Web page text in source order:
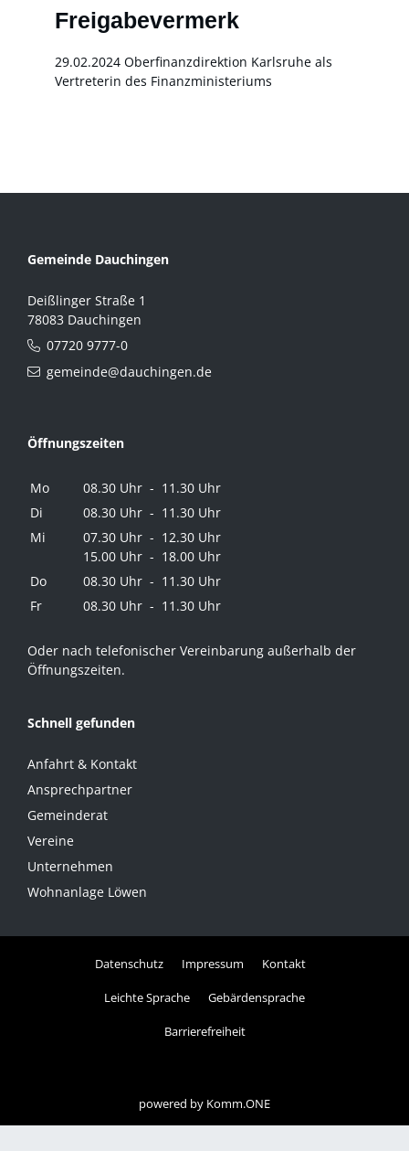
Freigabevermerk
29.02.2024 Oberfinanzdirektion Karlsruhe als
Vertreterin des Finanzministeriums
Gemeinde Dauchingen
Deißlinger Straße 1
78083 Dauchingen
07720 9777-0
gemeinde@dauchingen.de
Öffnungszeiten
Mo
08.30 Uhr - 11.30 Uhr
Di
08.30 Uhr - 11.30 Uhr
Mi
07.30 Uhr - 12.30 Uhr
15.00 Uhr - 18.00 Uhr
Do
08.30 Uhr - 11.30 Uhr
Fr
08.30 Uhr - 11.30 Uhr
Oder nach telefonischer Vereinbarung außerhalb der
Öffnungszeiten.
Schnell gefunden
Anfahrt & Kontakt
Ansprechpartner
Gemeinderat
Vereine
Unternehmen
Wohnanlage Löwen
Datenschutz Impressum Kontakt
Leichte Sprache Gebärdensprache
Barrierefreiheit
powered by Komm.ONE